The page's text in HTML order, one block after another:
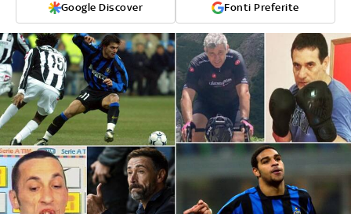
Google Discover Fonti Preferite